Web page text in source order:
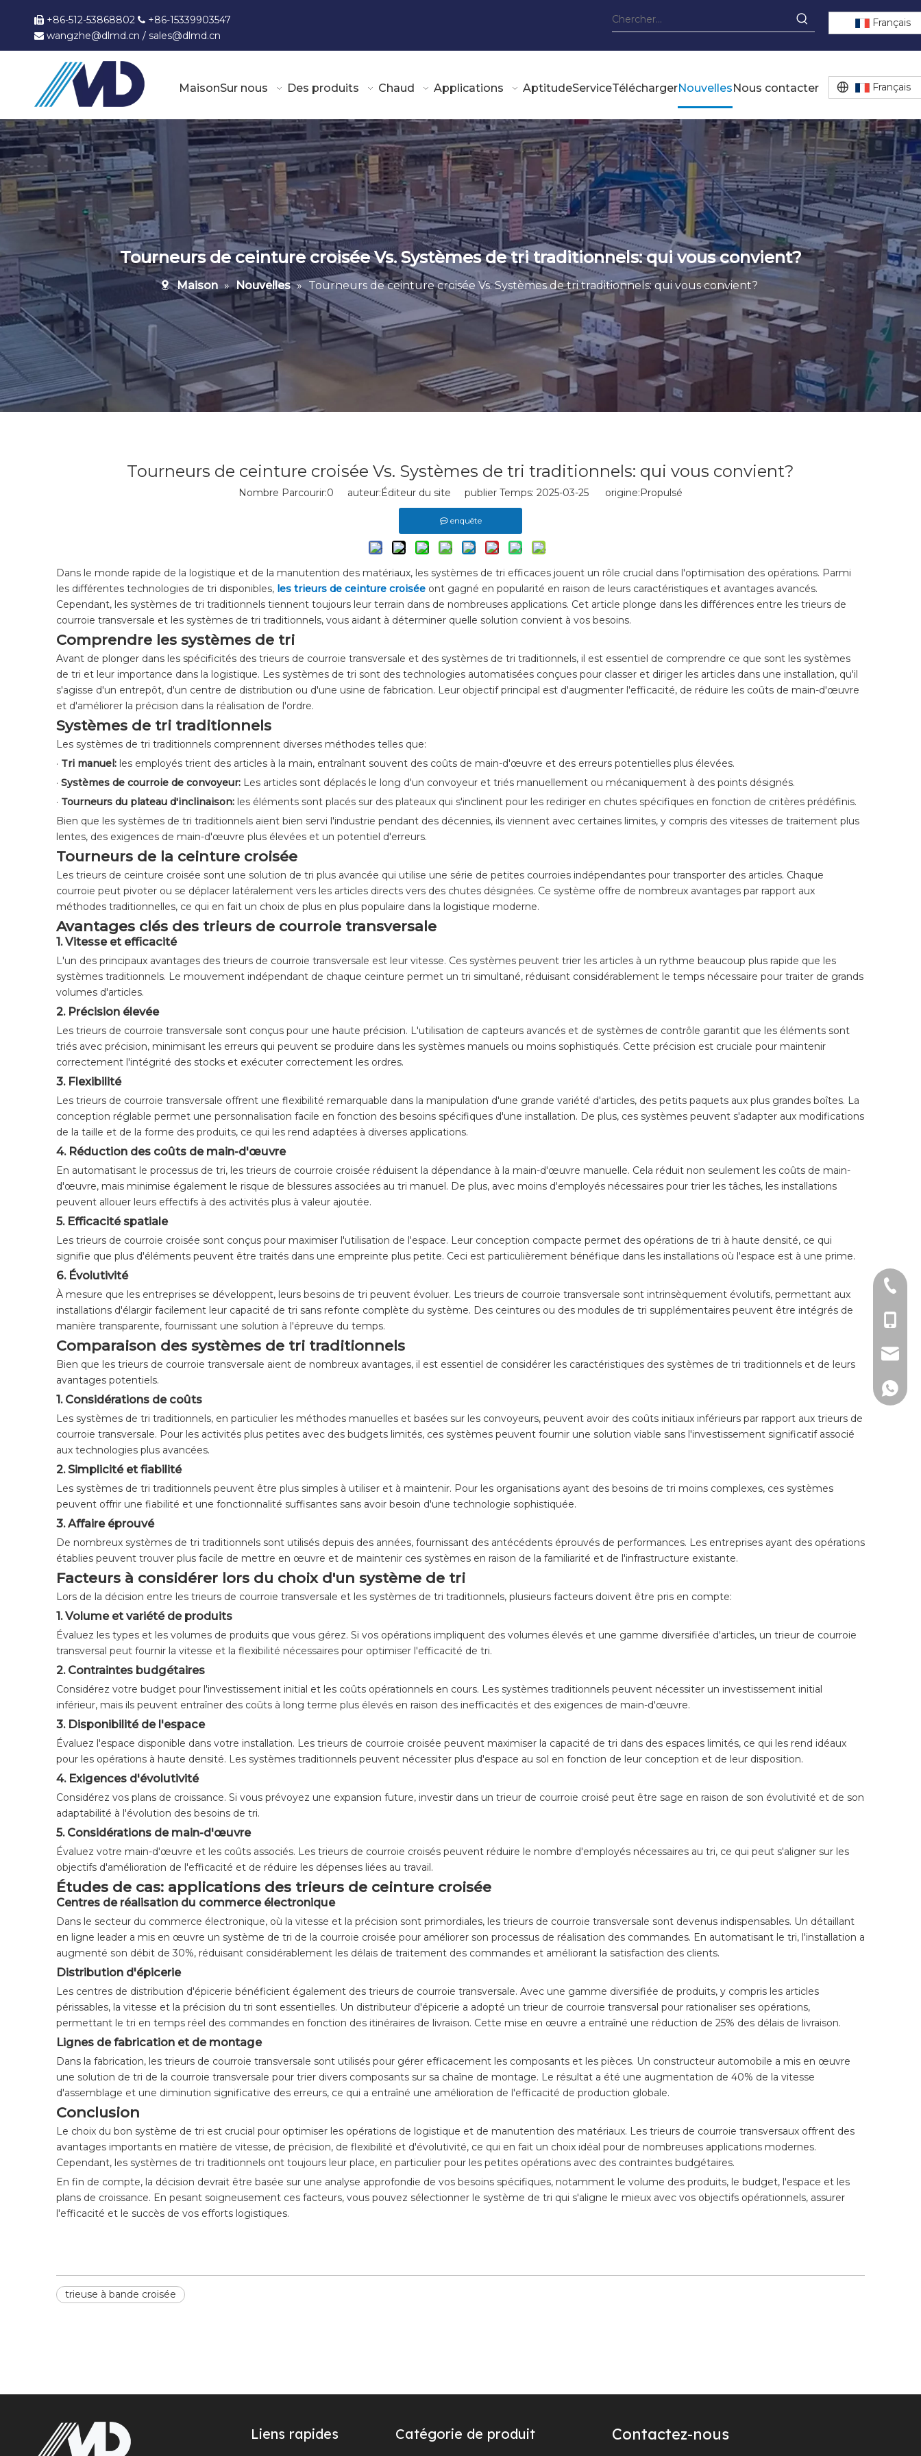
 +86-512-53868802  +86-15339903547
 wangzhe@dlmd.cn / sales@dlmd.cn
Français
MaisonSur nous Des produits Chaud Applications AptitudeServiceTéléchargerNouvellesNous contacter Français
Tourneurs de ceinture croisée Vs. Systèmes de tri traditionnels: qui vous convient?
Maison » Nouvelles » Tourneurs de ceinture croisée Vs. Systèmes de tri traditionnels: qui vous convient?
Tourneurs de ceinture croisée Vs. Systèmes de tri traditionnels: qui vous convient?
Nombre Parcourir:0 auteur:Éditeur du site publier Temps: 2025-03-25 origine:Propulsé
enquête
Dans le monde rapide de la logistique et de la manutention des matériaux, les systèmes de tri efficaces jouent un rôle crucial dans l'optimisation des opérations. Parmi
les différentes technologies de tri disponibles, les trieurs de ceinture croisée ont gagné en popularité en raison de leurs caractéristiques et avantages avancés.
Cependant, les systèmes de tri traditionnels tiennent toujours leur terrain dans de nombreuses applications. Cet article plonge dans les différences entre les trieurs de
courroie transversale et les systèmes de tri traditionnels, vous aidant à déterminer quelle solution convient à vos besoins.
Comprendre les systèmes de tri
Avant de plonger dans les spécificités des trieurs de courroie transversale et des systèmes de tri traditionnels, il est essentiel de comprendre ce que sont les systèmes
de tri et leur importance dans la logistique. Les systèmes de tri sont des technologies automatisées conçues pour classer et diriger les articles dans une installation, qu'il
s'agisse d'un entrepôt, d'un centre de distribution ou d'une usine de fabrication. Leur objectif principal est d'augmenter l'efficacité, de réduire les coûts de main-d'œuvre
et d'améliorer la précision dans la réalisation de l'ordre.
Systèmes de tri traditionnels
Les systèmes de tri traditionnels comprennent diverses méthodes telles que:
· Tri manuel: les employés trient des articles à la main, entraînant souvent des coûts de main-d'œuvre et des erreurs potentielles plus élevées.
· Systèmes de courroie de convoyeur: Les articles sont déplacés le long d'un convoyeur et triés manuellement ou mécaniquement à des points désignés.
· Tourneurs du plateau d'inclinaison: les éléments sont placés sur des plateaux qui s'inclinent pour les rediriger en chutes spécifiques en fonction de critères prédéfinis.
Bien que les systèmes de tri traditionnels aient bien servi l'industrie pendant des décennies, ils viennent avec certaines limites, y compris des vitesses de traitement plus
lentes, des exigences de main-d'œuvre plus élevées et un potentiel d'erreurs.
Tourneurs de la ceinture croisée
Les trieurs de ceinture croisée sont une solution de tri plus avancée qui utilise une série de petites courroies indépendantes pour transporter des articles. Chaque
courroie peut pivoter ou se déplacer latéralement vers les articles directs vers des chutes désignées. Ce système offre de nombreux avantages par rapport aux
méthodes traditionnelles, ce qui en fait un choix de plus en plus populaire dans la logistique moderne.
Avantages clés des trieurs de courroie transversale
1.Vitesse et efficacité
L'un des principaux avantages des trieurs de courroie transversale est leur vitesse. Ces systèmes peuvent trier les articles à un rythme beaucoup plus rapide que les
systèmes traditionnels. Le mouvement indépendant de chaque ceinture permet un tri simultané, réduisant considérablement le temps nécessaire pour traiter de grands
volumes d'articles.
2. Précision élevée
Les trieurs de courroie transversale sont conçus pour une haute précision. L'utilisation de capteurs avancés et de systèmes de contrôle garantit que les éléments sont
triés avec précision, minimisant les erreurs qui peuvent se produire dans les systèmes manuels ou moins sophistiqués. Cette précision est cruciale pour maintenir
correctement l'intégrité des stocks et exécuter correctement les ordres.
3. Flexibilité
Les trieurs de courroie transversale offrent une flexibilité remarquable dans la manipulation d'une grande variété d'articles, des petits paquets aux plus grandes boîtes. La
conception réglable permet une personnalisation facile en fonction des besoins spécifiques d'une installation. De plus, ces systèmes peuvent s'adapter aux modifications
de la taille et de la forme des produits, ce qui les rend adaptées à diverses applications.
4. Réduction des coûts de main-d'œuvre
En automatisant le processus de tri, les trieurs de courroie croisée réduisent la dépendance à la main-d'œuvre manuelle. Cela réduit non seulement les coûts de main-
d'œuvre, mais minimise également le risque de blessures associées au tri manuel. De plus, avec moins d'employés nécessaires pour trier les tâches, les installations
peuvent allouer leurs effectifs à des activités plus à valeur ajoutée.
5. Efficacité spatiale
Les trieurs de courroie croisée sont conçus pour maximiser l'utilisation de l'espace. Leur conception compacte permet des opérations de tri à haute densité, ce qui
signifie que plus d'éléments peuvent être traités dans une empreinte plus petite. Ceci est particulièrement bénéfique dans les installations où l'espace est à une prime.
6. Évolutivité
À mesure que les entreprises se développent, leurs besoins de tri peuvent évoluer. Les trieurs de courroie transversale sont intrinsèquement évolutifs, permettant aux
installations d'élargir facilement leur capacité de tri sans refonte complète du système. Des ceintures ou des modules de tri supplémentaires peuvent être intégrés de
manière transparente, fournissant une solution à l'épreuve du temps.
Comparaison des systèmes de tri traditionnels
Bien que les trieurs de courroie transversale aient de nombreux avantages, il est essentiel de considérer les caractéristiques des systèmes de tri traditionnels et de leurs
avantages potentiels.
1. Considérations de coûts
Les systèmes de tri traditionnels, en particulier les méthodes manuelles et basées sur les convoyeurs, peuvent avoir des coûts initiaux inférieurs par rapport aux trieurs de
courroie transversale. Pour les activités plus petites avec des budgets limités, ces systèmes peuvent fournir une solution viable sans l'investissement significatif associé
aux technologies plus avancées.
2.Simplicité et fiabilité
Les systèmes de tri traditionnels peuvent être plus simples à utiliser et à maintenir. Pour les organisations ayant des besoins de tri moins complexes, ces systèmes
peuvent offrir une fiabilité et une fonctionnalité suffisantes sans avoir besoin d'une technologie sophistiquée.
3.Affaire éprouvé
De nombreux systèmes de tri traditionnels sont utilisés depuis des années, fournissant des antécédents éprouvés de performances. Les entreprises ayant des opérations
établies peuvent trouver plus facile de mettre en œuvre et de maintenir ces systèmes en raison de la familiarité et de l'infrastructure existante.
Facteurs à considérer lors du choix d'un système de tri
Lors de la décision entre les trieurs de courroie transversale et les systèmes de tri traditionnels, plusieurs facteurs doivent être pris en compte:
1.Volume et variété de produits
Évaluez les types et les volumes de produits que vous gérez. Si vos opérations impliquent des volumes élevés et une gamme diversifiée d'articles, un trieur de courroie
transversal peut fournir la vitesse et la flexibilité nécessaires pour optimiser l'efficacité de tri.
2. Contraintes budgétaires
Considérez votre budget pour l'investissement initial et les coûts opérationnels en cours. Les systèmes traditionnels peuvent nécessiter un investissement initial
inférieur, mais ils peuvent entraîner des coûts à long terme plus élevés en raison des inefficacités et des exigences de main-d'œuvre.
3. Disponibilité de l'espace
Évaluez l'espace disponible dans votre installation. Les trieurs de courroie croisée peuvent maximiser la capacité de tri dans des espaces limités, ce qui les rend idéaux
pour les opérations à haute densité. Les systèmes traditionnels peuvent nécessiter plus d'espace au sol en fonction de leur conception et de leur disposition.
4. Exigences d'évolutivité
Considérez vos plans de croissance. Si vous prévoyez une expansion future, investir dans un trieur de courroie croisé peut être sage en raison de son évolutivité et de son
adaptabilité à l'évolution des besoins de tri.
5. Considérations de main-d'œuvre
Évaluez votre main-d'œuvre et les coûts associés. Les trieurs de courroie croisés peuvent réduire le nombre d'employés nécessaires au tri, ce qui peut s'aligner sur les
objectifs d'amélioration de l'efficacité et de réduire les dépenses liées au travail.
Études de cas: applications des trieurs de ceinture croisée
Centres de réalisation du commerce électronique
Dans le secteur du commerce électronique, où la vitesse et la précision sont primordiales, les trieurs de courroie transversale sont devenus indispensables. Un détaillant
en ligne leader a mis en œuvre un système de tri de la courroie croisée pour améliorer son processus de réalisation des commandes. En automatisant le tri, l'installation a
augmenté son débit de 30%, réduisant considérablement les délais de traitement des commandes et améliorant la satisfaction des clients.
Distribution d'épicerie
Les centres de distribution d'épicerie bénéficient également des trieurs de courroie transversale. Avec une gamme diversifiée de produits, y compris les articles
périssables, la vitesse et la précision du tri sont essentielles. Un distributeur d'épicerie a adopté un trieur de courroie transversal pour rationaliser ses opérations,
permettant le tri en temps réel des commandes en fonction des itinéraires de livraison. Cette mise en œuvre a entraîné une réduction de 25% des délais de livraison.
Lignes de fabrication et de montage
Dans la fabrication, les trieurs de courroie transversale sont utilisés pour gérer efficacement les composants et les pièces. Un constructeur automobile a mis en œuvre
une solution de tri de la courroie transversale pour trier divers composants sur sa chaîne de montage. Le résultat a été une augmentation de 40% de la vitesse
d'assemblage et une diminution significative des erreurs, ce qui a entraîné une amélioration de l'efficacité de production globale.
Conclusion
Le choix du bon système de tri est crucial pour optimiser les opérations de logistique et de manutention des matériaux. Les trieurs de courroie transversaux offrent des
avantages importants en matière de vitesse, de précision, de flexibilité et d'évolutivité, ce qui en fait un choix idéal pour de nombreuses applications modernes.
Cependant, les systèmes de tri traditionnels ont toujours leur place, en particulier pour les petites opérations avec des contraintes budgétaires.
En fin de compte, la décision devrait être basée sur une analyse approfondie de vos besoins spécifiques, notamment le volume des produits, le budget, l'espace et les
plans de croissance. En pesant soigneusement ces facteurs, vous pouvez sélectionner le système de tri qui s'aligne le mieux avec vos objectifs opérationnels, assurer
l'efficacité et le succès de vos efforts logistiques.
trieuse à bande croisée
Liens rapides Catégorie de produit
+ 86-
Contactez-nous